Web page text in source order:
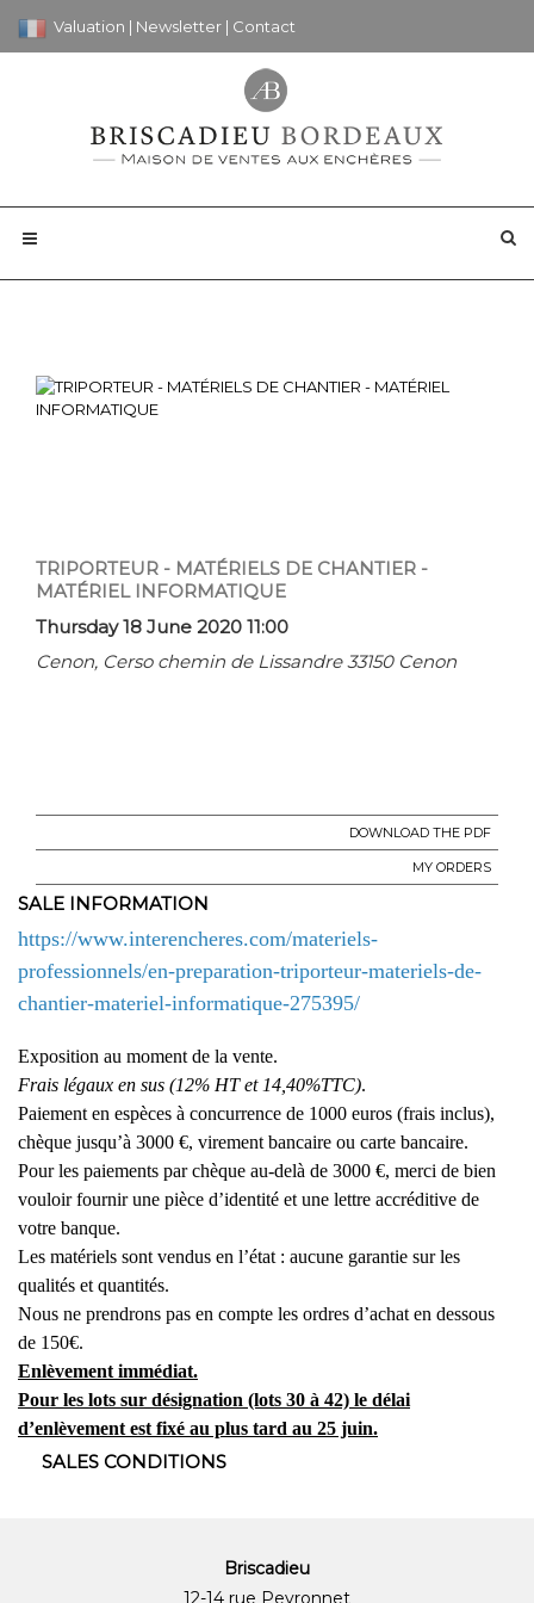
Valuation | Newsletter | Contact
TRIPORTEUR - MATÉRIELS DE CHANTIER -
MATÉRIEL INFORMATIQUE
Thursday 18 June 2020 11:00
Cenon, Cerso chemin de Lissandre 33150 Cenon
DOWNLOAD THE PDF
MY ORDERS
SALE INFORMATION
https://www.interencheres.com/materiels-
professionnels/en-preparation-triporteur-materiels-de-
chantier-materiel-informatique-275395/
Exposition au moment de la vente.
Frais légaux en sus (12% HT et 14,40%TTC).
Paiement en espèces à concurrence de 1000 euros (frais inclus),
chèque jusqu’à 3000 €, virement bancaire ou carte bancaire.
Pour les paiements par chèque au-delà de 3000 €, merci de bien
vouloir fournir une pièce d’identité et une lettre accréditive de
votre banque.
Les matériels sont vendus en l’état : aucune garantie sur les
qualités et quantités.
Nous ne prendrons pas en compte les ordres d’achat en dessous
de 150€.
Enlèvement immédiat.
Pour les lots sur désignation (lots 30 à 42) le délai
d’enlèvement est fixé au plus tard au 25 juin.
SALES CONDITIONS
Briscadieu
12-14 rue Peyronnet